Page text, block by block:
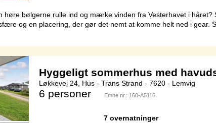
bølgerne rulle ind og mærke vinden fra Vesterhavet i
og en placering, der gør det nemt at komme helt ned i
Hyggeligt sommerhus med
Løkkevej 24, Hus - Trans Strand - 7620 - Lemvig
6 personer Emne nr.: 160-A5116
7 overnatninger